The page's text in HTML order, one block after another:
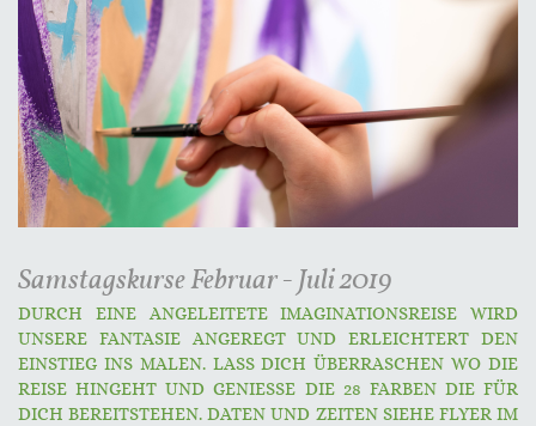
Samstagskurse Februar - Juli 2019
DURCH EINE ANGELEITETE IMAGINATIONSREISE WIRD
UNSERE FANTASIE ANGEREGT UND ERLEICHTERT DEN
EINSTIEG INS MALEN. LASS DICH ÜBERRASCHEN WO DIE
REISE HINGEHT UND GENIESSE DIE 28 FARBEN DIE FÜR
DICH BEREITSTEHEN. DATEN UND ZEITEN SIEHE FLYER IM